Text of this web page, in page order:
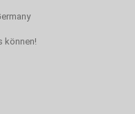
können!